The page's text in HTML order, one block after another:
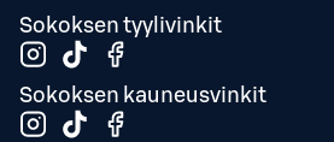
Sokoksen tyylivinkit
Sokoksen kauneusvinkit